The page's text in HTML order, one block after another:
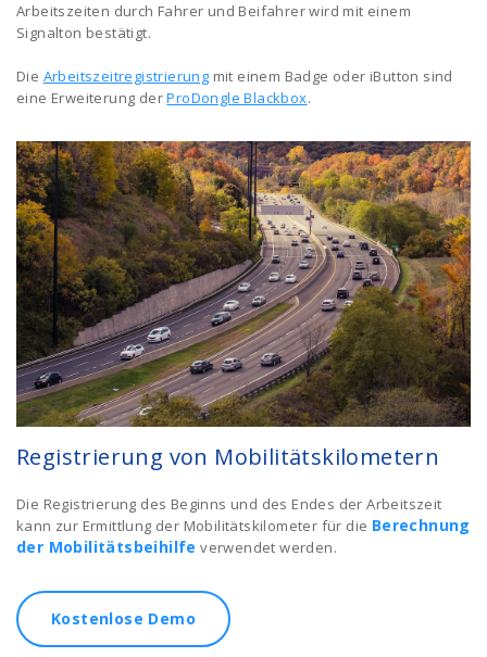
Arbeitszeiten durch Fahrer und Beifahrer wird mit einem
Signalton bestätigt.
Die Arbeitszeitregistrierung mit einem Badge oder iButton sind
eine Erweiterung derProDongle Blackbox.
Registrierung von Mobilitätskilometern
Die Registrierung des Beginns und des Endes der Arbeitszeit
kann zur Ermittlung der Mobilitätskilometer für die Berechnung
der Mobilitätsbeihilfe verwendet werden.
Kostenlose Demo